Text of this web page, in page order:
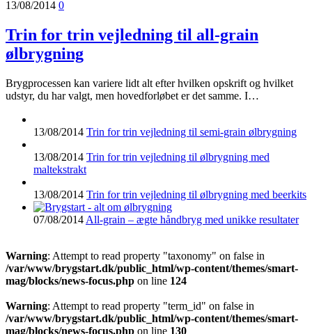
13/08/2014 0
Trin for trin vejledning til all-grain
ølbrygning
Brygprocessen kan variere lidt alt efter hvilken opskrift og hvilket
udstyr, du har valgt, men hovedforløbet er det samme. I…
13/08/2014 Trin for trin vejledning til semi-grain ølbrygning
13/08/2014 Trin for trin vejledning til ølbrygning med
maltekstrakt
13/08/2014 Trin for trin vejledning til ølbrygning med beerkits
07/08/2014 All-grain – ægte håndbryg med unikke resultater
Warning: Attempt to read property "taxonomy" on false in
/var/www/brygstart.dk/public_html/wp-content/themes/smart-
mag/blocks/news-focus.php on line 124
Warning: Attempt to read property "term_id" on false in
/var/www/brygstart.dk/public_html/wp-content/themes/smart-
mag/blocks/news-focus.php on line 130